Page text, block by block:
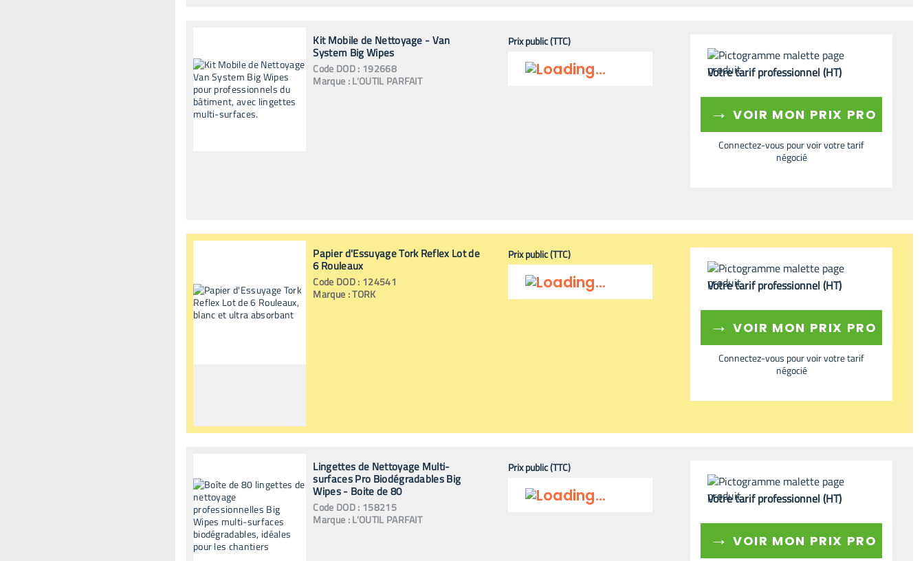
Kit Mobile de Nettoyage - Van
System Big Wipes
Code DOD: 192668
Marque :L'OUTIL PARFAIT
Prix public (TTC)
Votre tarif professionnel (HT)
→ VOIR MON PRIX PRO
Connectez-vous pour voir votre tarif
négocié
Papier d'Essuyage Tork Reflex Lot de
6 Rouleaux
Code DOD: 124541
Marque :TORK
Prix public (TTC)
Votre tarif professionnel (HT)
→ VOIR MON PRIX PRO
Connectez-vous pour voir votre tarif
négocié
Lingettes de Nettoyage Multi-
surfaces Pro Biodégradables Big
Wipes - Boite de 80
Code DOD: 158215
Marque :L'OUTIL PARFAIT
Prix public (TTC)
Votre tarif professionnel (HT)
→ VOIR MON PRIX PRO